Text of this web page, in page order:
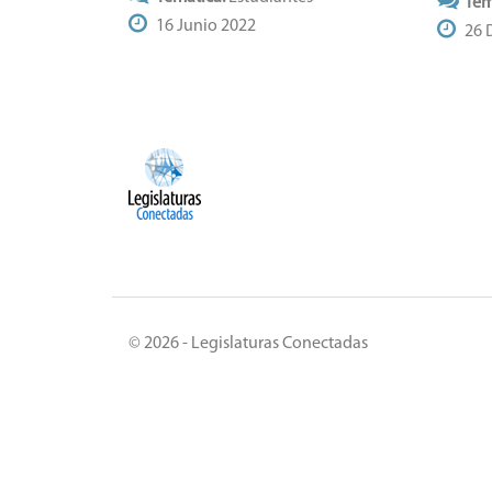
16 Junio 2022
26
© 2026 - Legislaturas Conectadas